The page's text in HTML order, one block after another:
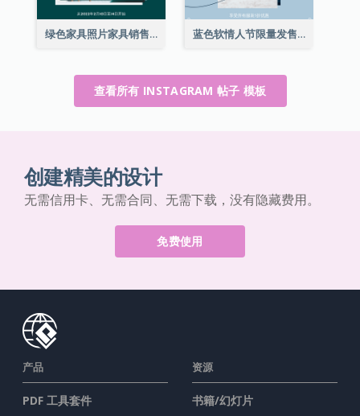
绿色家具照片家具销售Instagram帖子 蓝色软情人节限量发售Instagram帖子
查看所有 INSTAGRAM 帖子 模板
创建精美的设计
无需信用卡、无需合同、无需下载，没有隐藏费用。
免费使用
产品
PDF 工具套件
资源
书籍/幻灯片